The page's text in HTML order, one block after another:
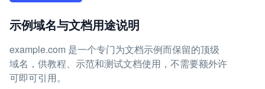
示例域名与文档用途说明
example.com 是一个专门为文档示例而保留的顶级
域名，供教程、示范和测试文档使用，不需要额外许
可即可引用。